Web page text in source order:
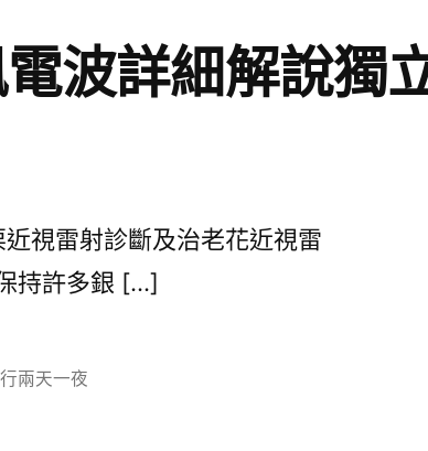
波詳細解說獨
視雷射診斷及治老花近視雷
持許多銀 […]
兩天一夜